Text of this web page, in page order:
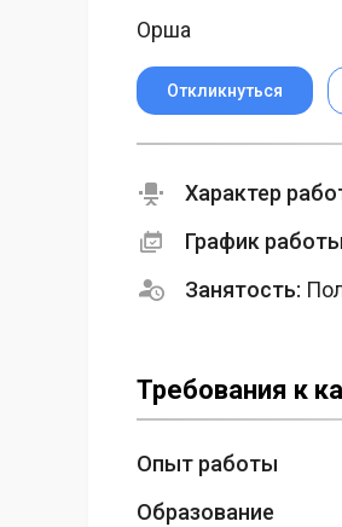
Орша
Откликнуться
Характер
График
Занятость:
Требования к
Опыт работы
Образование